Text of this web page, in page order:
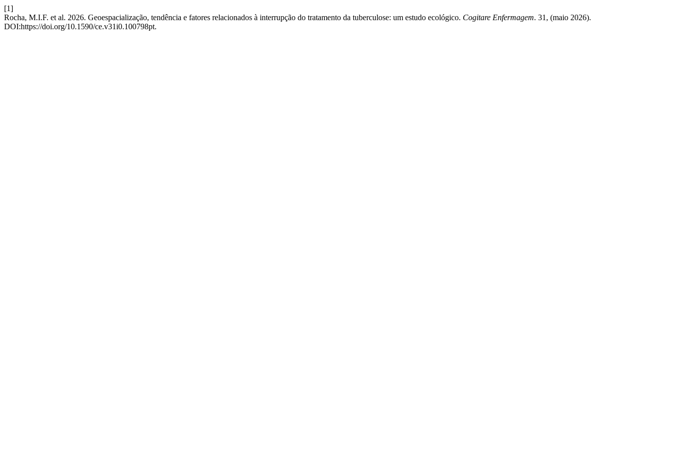
[1]
Rocha, M.I.F. et al. 2026. Geoespacialização, tendência e fatores relacionados à interrupção do tratamento da tuberculose: um estudo ecológico. Cogitare Enfermagem. 31, (maio 2026).
DOI:https://doi.org/10.1590/ce.v31i0.100798pt.